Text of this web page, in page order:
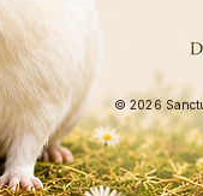
© 2026